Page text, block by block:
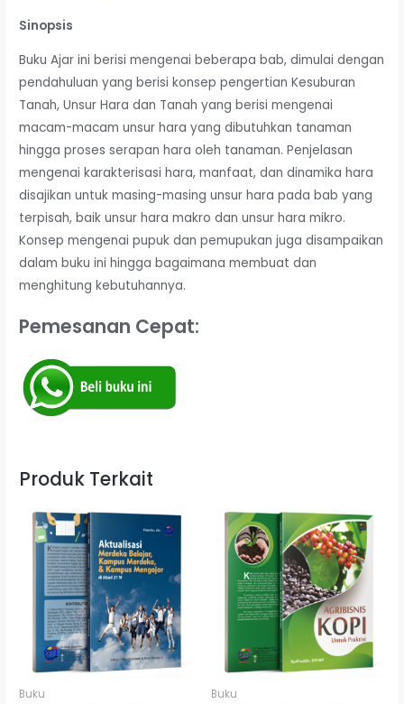
Sinopsis
Buku Ajar ini berisi mengenai beberapa bab, dimulai dengan
pendahuluan yang berisi konsep pengertian Kesuburan
Tanah, Unsur Hara dan Tanah yang berisi mengenai
macam-macam unsur hara yang dibutuhkan tanaman
hingga proses serapan hara oleh tanaman. Penjelasan
mengenai karakterisasi hara, manfaat, dan dinamika hara
disajikan untuk masing-masing unsur hara pada bab yang
terpisah, baik unsur hara makro dan unsur hara mikro.
Konsep mengenai pupuk dan pemupukan juga disampaikan
dalam buku ini hingga bagaimana membuat dan
menghitung kebutuhannya.
Pemesanan Cepat:
Produk Terkait
Buku Buku